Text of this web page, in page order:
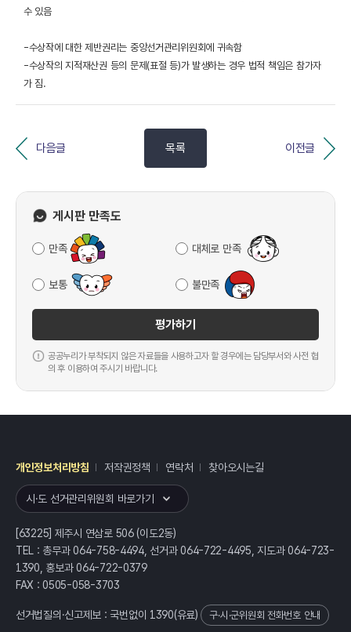
수 있음
-수상작에 대한 제반권리는 중앙선거관리위원회에 귀속함
-수상작의 지적재산권 등의 문제(표절 등)가 발생하는 경우 법적 책임은 참가자
가 짐.
다음글 목록 이전글
게시판 만족도
만족 대체로 만족
보통 불만족
평가하기
공공누리가 부착되지 않은 자료들을 사용하고자 할 경우에는 담당부서와 사전 협
의 후 이용하여 주시기 바랍니다.
개인정보처리방침 저작권정책 연락처 찾아오시는길
시·도 선거관리위원회 바로가기
[63225] 제주시 연삼로 506 (이도2동)
TEL : 총무과 064-758-4494, 선거과 064-722-4495, 지도과 064-723-
1390, 홍보과 064-722-0379
FAX : 0505-058-3703
선거법질의·신고제보 : 국번없이 1390(유료) 구·시·군위원회 전화번호 안내